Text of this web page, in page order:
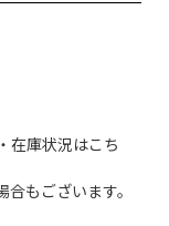
在庫状況はこち
もございます。